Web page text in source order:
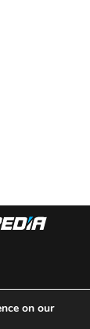
on our